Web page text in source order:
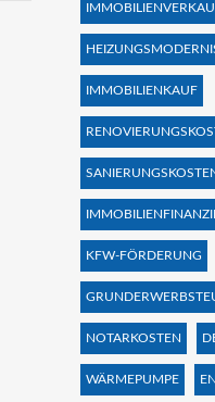
IMMOBILIENKAUF
KFW-FÖRDERUNG
NOTARKOSTEN
WÄRMEPUMPE